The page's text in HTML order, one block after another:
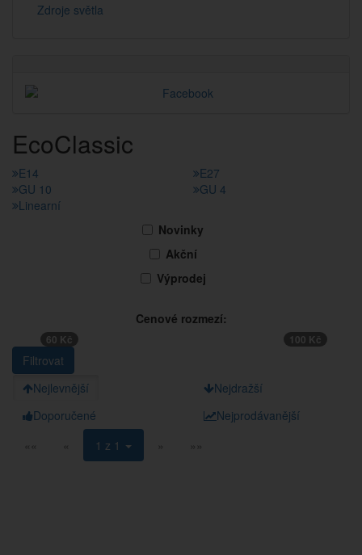
Zdroje světla
EcoClassic
E14
E27
GU 10
GU 4
Linearní
Novinky
Akční
Výprodej
Cenové rozmezí:
60 Kč 100 Kč
Nejlevnější
Nejdražší
Doporučené
Nejprodávanější
««
« 1 z 1 » »»